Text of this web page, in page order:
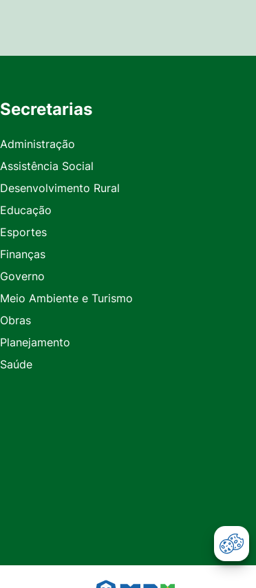
Secretarias
Administração
Assistência Social
Desenvolvimento Rural
Educação
Esportes
Finanças
Governo
Meio Ambiente e Turismo
Obras
Planejamento
Saúde